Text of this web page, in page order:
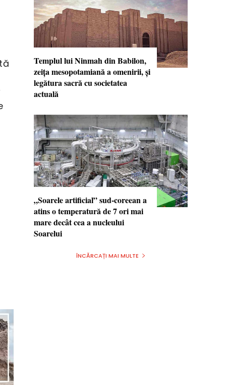
Templul lui Ninmah din Babilon,
zeița mesopotamiană a omenirii, şi
legătura sacră cu societatea
actuală
„Soarele artificial” sud-coreean a
atins o temperatură de 7 ori mai
mare decât cea a nucleului
Soarelui
ÎNCĂRCAȚI MAI MULTE